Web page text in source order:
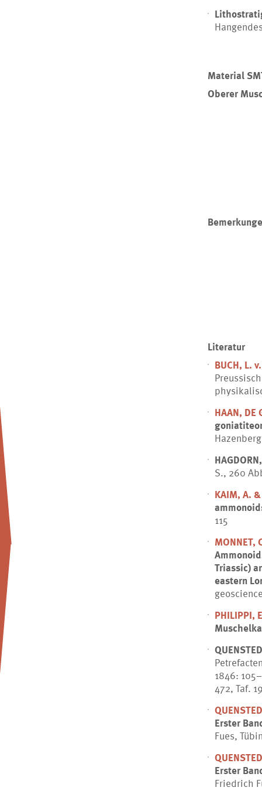
Material
Oberer
Literatur
BUCH, L. v.
HAAN, DE
S., 260
KAIM, A.
115
MONNET,
Triassic)
eastern
PHILIPPI, E
1846:
472, Taf.
Erster
Fues,
Erster
Friedrich